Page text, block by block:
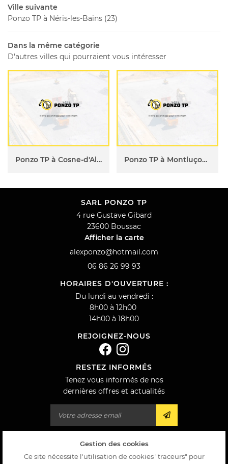
Ville suivante
Ponzo TP à Néris-les-Bains (23)
Dans la même catégorie
D'autres villes qui pourraient vous intéresser
Ponzo TP à Cosne-d'Allier (23) Ponzo TP à Montluçon (23)
SARL PONZO TP
4 rue Gustave Gibard
23600 Boussac
Afficher la carte
06 86 26 99 93
HORAIRES D'OUVERTURE :
Du lundi au vendredi :
8h00 à 12h00
14h00 à 18h00
REJOIGNEZ-NOUS
RESTEZ INFORMÉS
Tenez vous informés de nos
dernières offres et actualités
Mentions Légales
Conditions générales d'utilisation
Gestion des cookies
Ce site nécessite l'utilisation de cookies "traceurs" pour